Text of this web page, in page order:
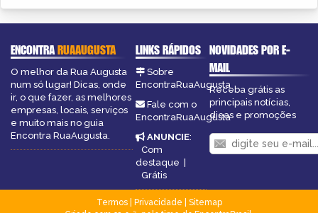
ENCONTRARUAAUGUSTA
O melhor da Rua Augusta
num só lugar! Dicas, onde
ir, o que fazer, as melhores
empresas, locais, serviços
e muito mais no guia
Encontra RuaAugusta.
LINKS RÁPIDOS
Sobre
EncontraRuaAugusta
Fale com o
EncontraRuaAugusta
ANUNCIE:
Com
destaque
Grátis
NOVIDADES POR E-
MAIL
Receba grátis as
principais notícias,
dicas e promoções
Termos| Privacidade
Sitemap